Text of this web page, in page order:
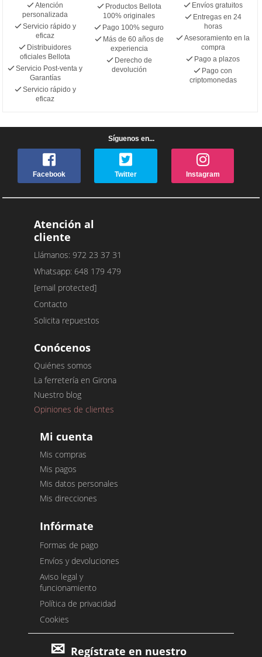
Atención
personalizada
Servicio rápido y
eficaz
Distribuidores
oficiales Bellota
Servicio Post-venta y
Garantías
Servicio rápido y
eficaz
Productos Bellota
100% originales
Pago 100% seguro
Más de 60 años de
experiencia
Derecho de
devolución
Envíos gratuitos
Entregas en 24
horas
Asesoramiento en la
compra
Pago a plazos
Pago con
criptomonedas
Síguenos en...
Facebook Twitter Instagram
Atención al
cliente
Llámanos: 972 23 37 31
Whatsapp: 648 179 479
[email protected]
Contacto
Solicita repuestos
Conócenos
Quiénes somos
La ferretería en Girona
Nuestro blog
Opiniones de clientes
Mi cuenta
Mis compras
Mis pagos
Mis datos personales
Mis direcciones
Infórmate
Formas de pago
Envíos y devoluciones
Aviso legal y
funcionamiento
Política de privacidad
Cookies
Regístrate en nuestro